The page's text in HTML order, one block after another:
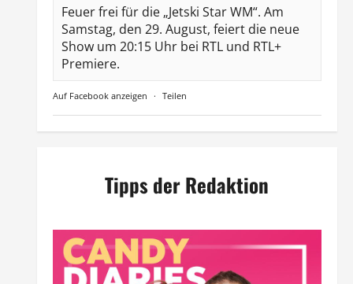
Feuer frei für die „Jetski Star WM“. Am
Samstag, den 29. August, feiert die neue
Show um 20:15 Uhr bei RTL und RTL+
Premiere.
Auf Facebook anzeigen · Teilen
Tipps der Redaktion